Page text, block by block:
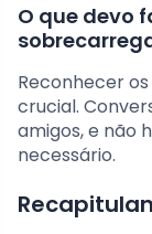
O que devo
Reconhecer
crucial.
amigos, e não
necessário.